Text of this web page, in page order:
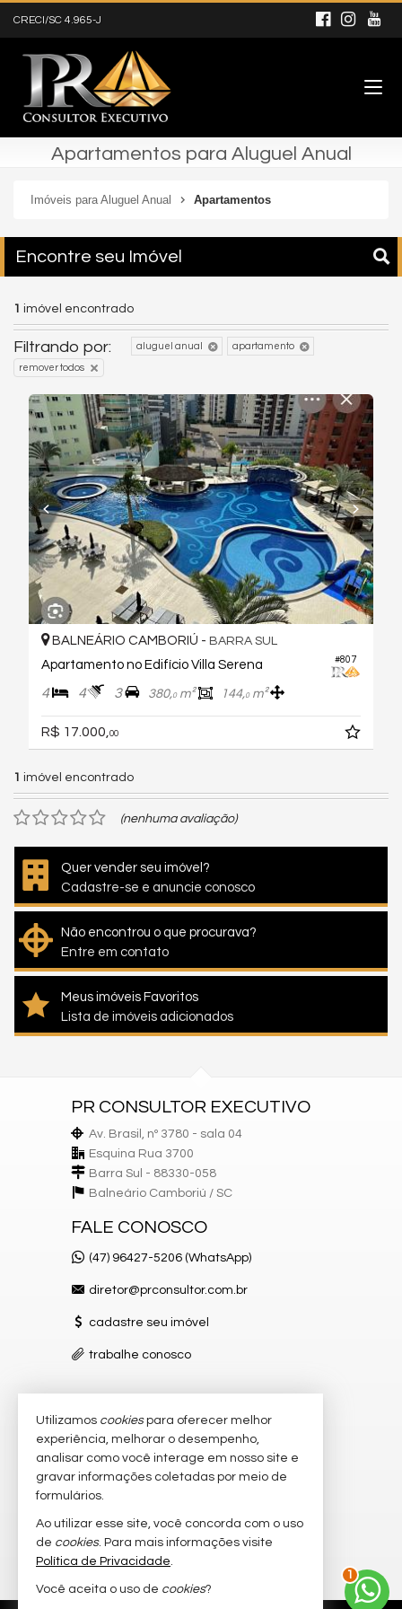
CRECI/SC 4.965-J
Apartamentos para Aluguel Anual
Imóveis para Aluguel Anual Apartamentos
Encontre seu Imóvel
1 imóvel encontrado
Filtrando por: aluguel anual apartamento
remover todos
#807
BALNEÁRIO CAMBORIÚ - BARRA SUL
Apartamento no Edifício Villa Serena
4 4 3 380,0m² 144,0m²
R$ 17.000, 00
1 imóvel encontrado
(nenhuma avaliação)
Quer vender seu imóvel?
Cadastre-se e anuncie conosco
Não encontrou o que procurava?
Entre em contato
Meus imóveis Favoritos
Lista de imóveis adicionados
PR CONSULTOR EXECUTIVO
Av. Brasil, nº 3780 - sala 04
Esquina Rua 3700
Barra Sul - 88330-058
Balneário Camboriú / SC
FALE CONOSCO
(47) 96427-5206 (WhatsApp)
diretor@prconsultor.com.br
cadastre seu imóvel
trabalhe conosco
VEJA MAIS
receba nosso newsletter
imóveis favoritos
mapa de imóveis
1
Utilizamos cookiespara oferecer melhor
experiência, melhorar o desempenho,
analisar como você interage em nosso site e
gravar informações coletadas por meio de
formulários.
Ao utilizar esse site, você concorda com o uso
de cookies. Para mais informações visite
Política de Privacidade.
Você aceita o uso de cookies?